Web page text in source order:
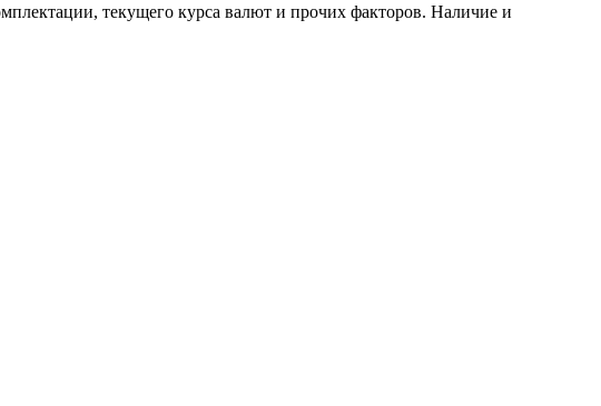
текущего курса валют и прочих факторов. Наличие и